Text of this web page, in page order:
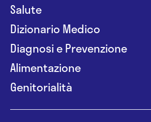
Salute
Dizionario Medico
Diagnosi e Prevenzione
Alimentazione
Genitorialità